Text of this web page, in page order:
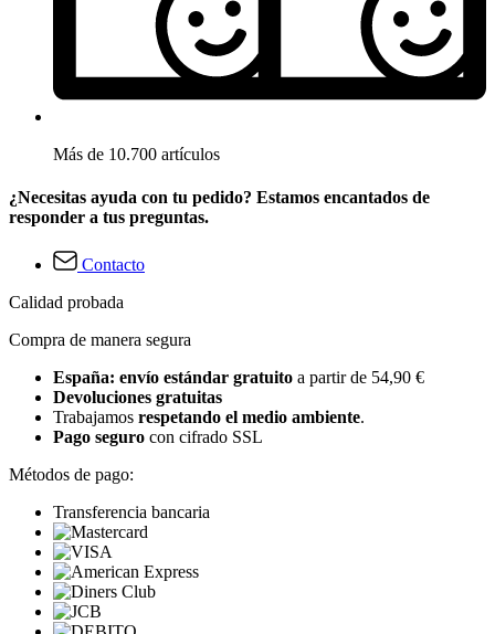
Más de 10.700 artículos
¿Necesitas ayuda con tu pedido? Estamos encantados de
responder a tus preguntas.
Contacto
Calidad probada
Compra de manera segura
España: envío estándar gratuito a partir de 54,90 €
Devoluciones gratuitas
Trabajamos respetando el medio ambiente.
Pago seguro con cifrado SSL
Métodos de pago:
Transferencia bancaria